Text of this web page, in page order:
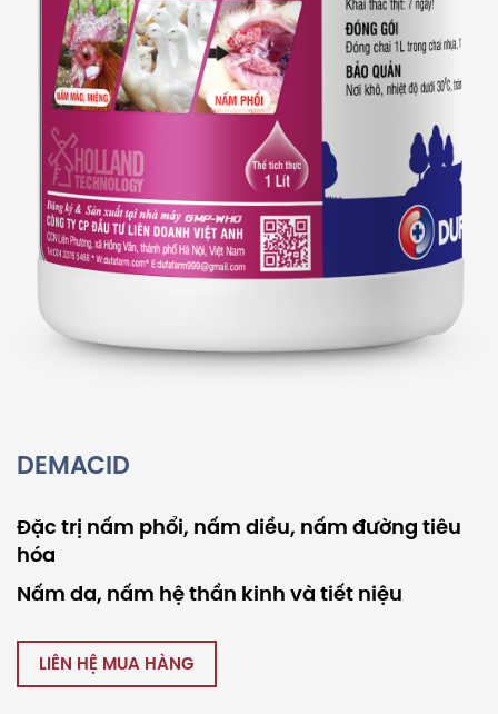
DEMACID
Đặc trị nấm phổi, nấm diều, nấm đường tiêu
hóa
Nấm da, nấm hệ thần kinh và tiết niệu
LIÊN HỆ MUA HÀNG